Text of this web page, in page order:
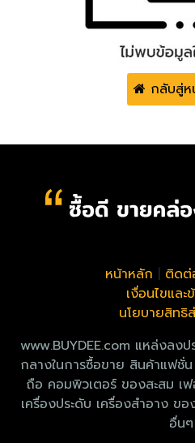
กลับสู่ห
หน้าหลัก
ติดต่
เงื่อนไขแล
นโยบายสิทธิ
www.BUYDEE.com แหล่งลง
กลางในการซื้อขาย สินค้าแฟชั่
ถือ คอมพิวเตอร์ ของสะสม เ
เครื่องประดับ เครื่องสำอาง ข
อื่นๆ